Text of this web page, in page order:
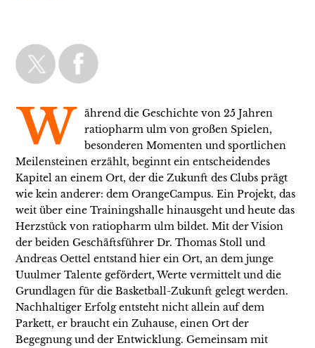
W
ährend die Geschichte von 25 Jahren
ratiopharm ulm von großen Spielen,
besonderen Momenten und sportlichen
Meilensteinen erzählt, beginnt ein entscheidendes
Kapitel an einem Ort, der die Zukunft des Clubs prägt
wie kein anderer: dem OrangeCampus. Ein Projekt, das
weit über eine Trainingshalle hinausgeht und heute das
Herzstück von ratiopharm ulm bildet. Mit der Vision
der beiden Geschäftsführer Dr. Thomas Stoll und
Andreas Oettel entstand hier ein Ort, an dem junge
Uuulmer Talente gefördert, Werte vermittelt und die
Grundlagen für die Basketball-Zukunft gelegt werden.
Nachhaltiger Erfolg entsteht nicht allein auf dem
Parkett, er braucht ein Zuhause, einen Ort der
Begegnung und der Entwicklung. Gemeinsam mit